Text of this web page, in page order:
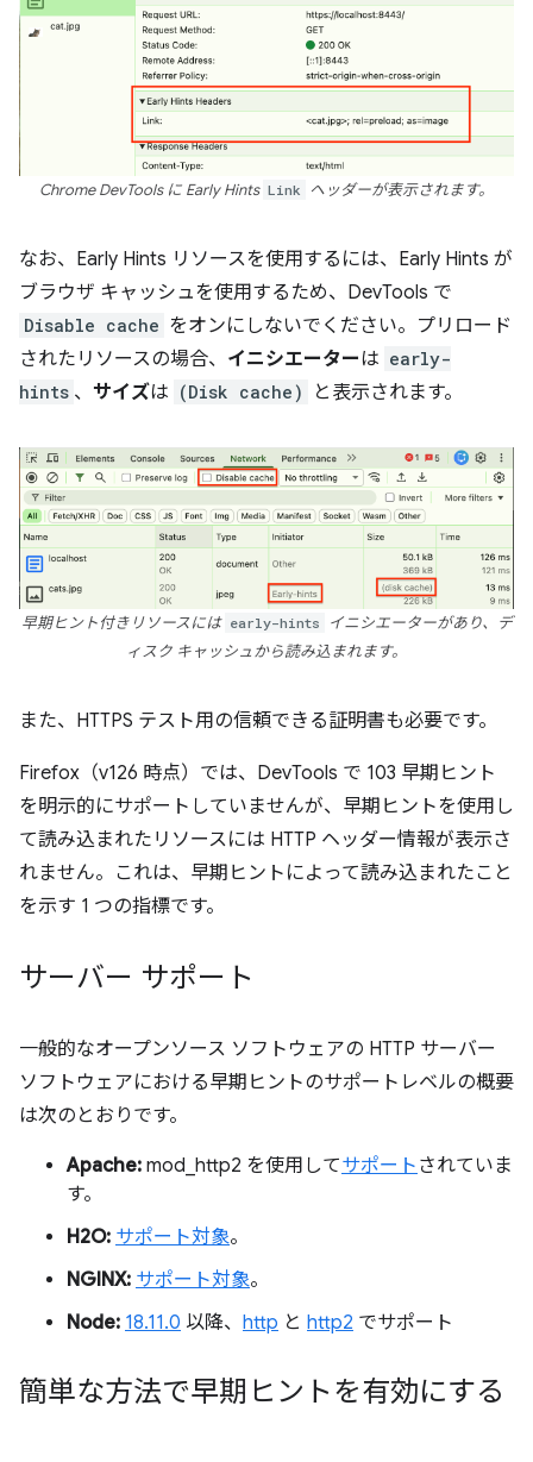
Chrome DevTools に Early Hints Link ヘッダーが表示されます。
なお、Early Hints リソースを使用するには、Early Hints が
ブラウザ キャッシュを使用するため、DevTools で
Disable cache をオンにしないでください。プリロード
されたリソースの場合、 イニシエーターは early-
hints 、 サイズは (Disk cache) と表示されます。
早期ヒント付きリソースには early-hints
イニシエーターがあり、デ
ィスク キャッシュから読み込まれます。
また、HTTPS テスト用の信頼できる証明書も必要です。
Firefox（v126 時点）では、DevTools で 103 早期ヒント
を明示的にサポートしていませんが、早期ヒントを使用し
て読み込まれたリソースには HTTP ヘッダー情報が表示さ
れません。これは、早期ヒントによって読み込まれたこと
を示す 1 つの指標です。
サーバー サポート
一般的なオープンソース ソフトウェアの HTTP サーバー
ソフトウェアにおける早期ヒントのサポートレベルの概要
は次のとおりです。
Apache: mod_http2 を使用してサポート されていま
す。
H2O: サポート対象。
NGINX: サポート対象。
Node: 18.11.0 以降、 http と http2 でサポート
簡単な方法で早期ヒントを有効にする